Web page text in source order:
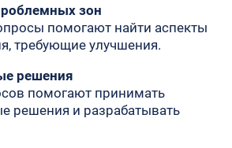
зон
помогают найти аспекты
требующие улучшения.
решения
помогают принимать
решения и разрабатывать